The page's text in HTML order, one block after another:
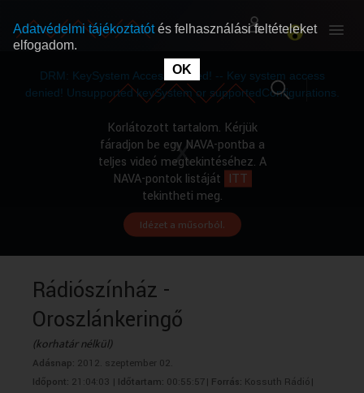
RÓLUNK
RÓLUNK
DRM: KeySystem Access Denied! -- Key system access
denied! Unsupported keySystem or supportedConfigurations.
Korlátozott tartalom. Kérjük
fáradjon be egy NAVA-pontba a
teljes videó megtekintéséhez. A
NAVA-pontok listáját ITT
tekintheti meg.
Idézet a műsorból.
Rádiószínház -
Oroszlánkeringő
(korhatár nélkül)
Adásnap: 2012. szeptember 02.
Időpont: 21:04:03 | Időtartam: 00:55:57| Forrás: Kossuth Rádió|
Adatvédelmi tájékoztatótés felhasználási feltételeket
elfogadom.
OK